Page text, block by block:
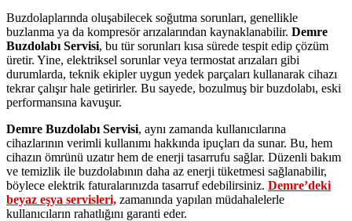
Buzdolaplarında oluşabilecek soğutma sorunları, genellikle
buzlanma ya da kompresör arızalarından kaynaklanabilir. Demre
Buzdolabı Servisi, bu tür sorunları kısa sürede tespit edip çözüm
üretir. Yine, elektriksel sorunlar veya termostat arızaları gibi
durumlarda, teknik ekipler uygun yedek parçaları kullanarak cihazı
tekrar çalışır hale getirirler. Bu sayede, bozulmuş bir buzdolabı, eski
performansına kavuşur.
Demre Buzdolabı Servisi, aynı zamanda kullanıcılarına
cihazlarının verimli kullanımı hakkında ipuçları da sunar. Bu, hem
cihazın ömrünü uzatır hem de enerji tasarrufu sağlar. Düzenli bakım
ve temizlik ile buzdolabının daha az enerji tüketmesi sağlanabilir,
böylece elektrik faturalarınızda tasarruf edebilirsiniz. Demre’deki
beyaz eşya servisleri, zamanında yapılan müdahalelerle
kullanıcıların rahatlığını garanti eder.